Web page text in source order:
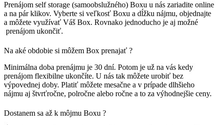
Prenájom self storage (samoobslužného) Boxu u nás zariadite online
a na pár klikov. Vyberte si veľkosť Boxu a dĺžku nájmu, objednajte
a môžete využívať Váš Box. Rovnako jednoducho je aj možné
prenájom ukončiť.
Na aké obdobie si môžem Box prenajať ?
Minimálna doba prenájmu je 30 dní. Potom je už na vás kedy
prenájom flexibilne ukončíte. U nás tak môžete urobiť bez
výpovednej doby. Platiť môžete mesačne a v prípade dlhšieho
nájmu aj štvrťročne, polročne alebo ročne a to za výhodnejšie ceny.
Dostanem sa až k môjmu Boxu ?